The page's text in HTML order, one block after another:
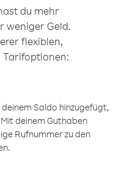
du mehr
weniger Geld.
flexiblen,
Tarifoptionen:
Saldo hinzugefügt,
deinem Guthaben
Rufnummer zu den